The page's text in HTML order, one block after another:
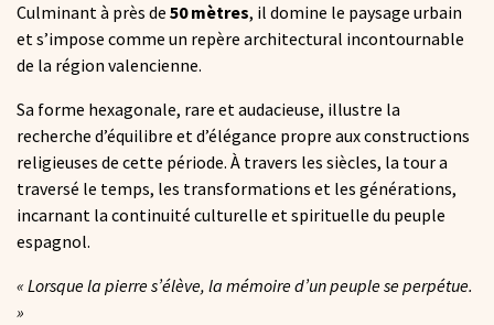
Culminant à près de 50 mètres, il domine le paysage urbain
et s’impose comme un repère architectural incontournable
de la région valencienne.
Sa forme hexagonale, rare et audacieuse, illustre la
recherche d’équilibre et d’élégance propre aux constructions
religieuses de cette période. À travers les siècles, la tour a
traversé le temps, les transformations et les générations,
incarnant la continuité culturelle et spirituelle du peuple
espagnol.
« Lorsque la pierre s’élève, la mémoire d’un peuple se perpétue.
»